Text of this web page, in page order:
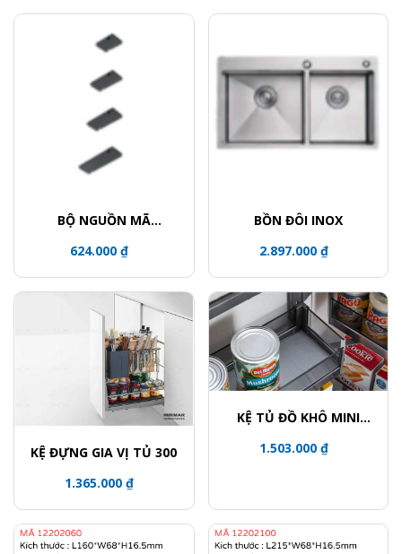
BỘ NGUỒN MÃ
624.000 ₫
BỒN ĐÔI INOX
2.897.000 ₫
KỆ ĐỰNG GIA VỊ TỦ 300
1.365.000 ₫
KỆ TỦ ĐỒ KHÔ MINI
1.503.000 ₫